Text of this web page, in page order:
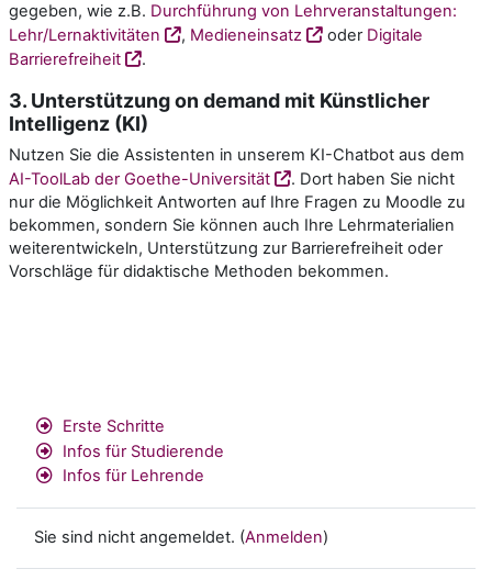
gegeben, wie z.B. Durchführung von Lehrveranstaltungen:
Lehr/Lernaktivitäten
, Medieneinsatz oder Digitale
Barrierefreiheit
.
3. Unterstützung on demand mit Künstlicher
Intelligenz (KI)
Nutzen Sie die Assistenten in unserem KI-Chatbot aus dem
AI-ToolLab der Goethe-Universität
. Dort haben Sie nicht
nur die Möglichkeit Antworten auf Ihre Fragen zu Moodle zu
bekommen, sondern Sie können auch Ihre Lehrmaterialien
weiterentwickeln, Unterstützung zur Barrierefreiheit oder
Vorschläge für didaktische Methoden bekommen.
Erste Schritte
Infos für Studierende
Infos für Lehrende
Sie sind nicht angemeldet. (Anmelden)